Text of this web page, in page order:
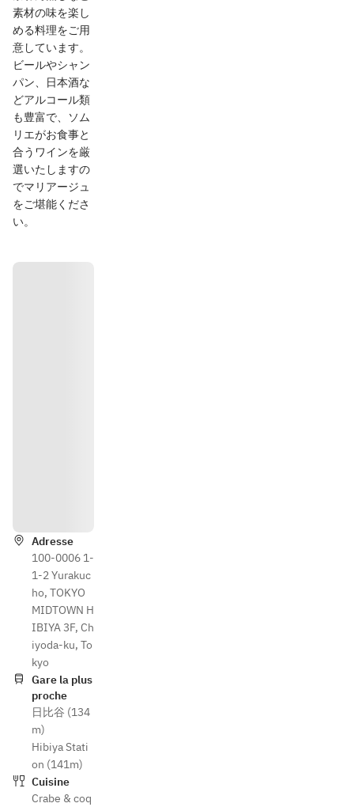
素材の味を楽し
める料理をご用
意しています。
ビールやシャン
パン、日本酒な
どアルコール類
も豊富で、ソム
リエがお食事と
合うワインを厳
選いたしますの
でマリアージュ
をご堪能くださ
い。
Adresse
100-0006 1-
1-2 Yurakuc
ho, TOKYO
MIDTOWN H
IBIYA 3F, Ch
iyoda-ku, To
kyo
Gare la plus
proche
日比谷 (134
m)
Hibiya Stati
on (141m)
Cuisine
Crabe & coq